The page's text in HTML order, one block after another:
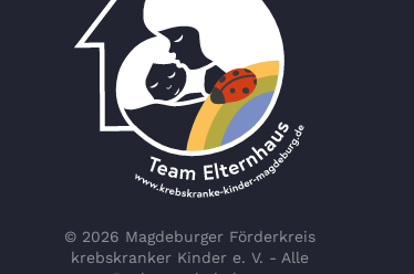
© 2026 Magdeburger Förderkreis
krebskranker Kinder e. V. - Alle